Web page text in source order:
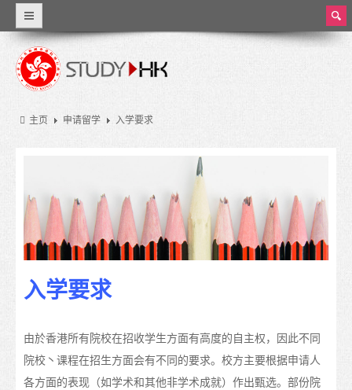
为什么选择香港
世界级教育
香港的教育制度
学费和生活费
实习和兼职工作
大学和高等教育
课程名单
ear
ch
主页 申请留学 入学要求
入学要求
由於香港所有院校在招收学生方面有高度的自主权，因此不同
院校丶课程在招生方面会有不同的要求。校方主要根据申请人
各方面的表现（如学术和其他非学术成就）作出甄选。部份院